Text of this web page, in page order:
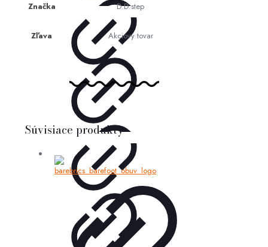
Značka D.D.step
Zľava Akciový tovar
Súvisiace produkty